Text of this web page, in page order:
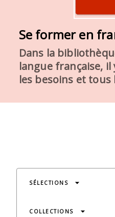
Se former en
Dans la
langue française,
les besoins et tous
SÉLECTIONS arrow_drop_down
COLLECTIONS arrow_drop_down